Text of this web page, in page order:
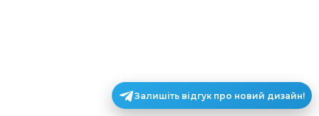
Залишіть відгук про новий дизайн!